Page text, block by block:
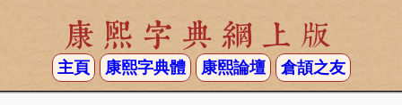
康熙字典網上版
主頁 康熙字典體 康熙論壇 倉頡之友